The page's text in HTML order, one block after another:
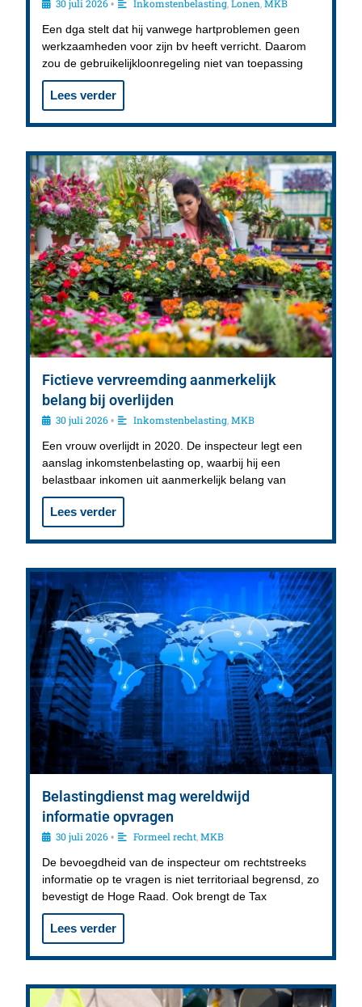
30 juli 2026 • Inkomstenbelasting,Lonen,MKB
Een dga stelt dat hij vanwege hartproblemen geen
werkzaamheden voor zijn bv heeft verricht. Daarom
zou de gebruikelijkloonregeling niet van toepassing
Lees verder
Fictieve vervreemding aanmerkelijk
belang bij overlijden
30 juli 2026 • Inkomstenbelasting,MKB
Een vrouw overlijdt in 2020. De inspecteur legt een
aanslag inkomstenbelasting op, waarbij hij een
belastbaar inkomen uit aanmerkelijk belang van
Lees verder
Belastingdienst mag wereldwijd
informatie opvragen
30 juli 2026 • Formeel recht,MKB
De bevoegdheid van de inspecteur om rechtstreeks
informatie op te vragen is niet territoriaal begrensd, zo
bevestigt de Hoge Raad. Ook brengt de Tax
Lees verder